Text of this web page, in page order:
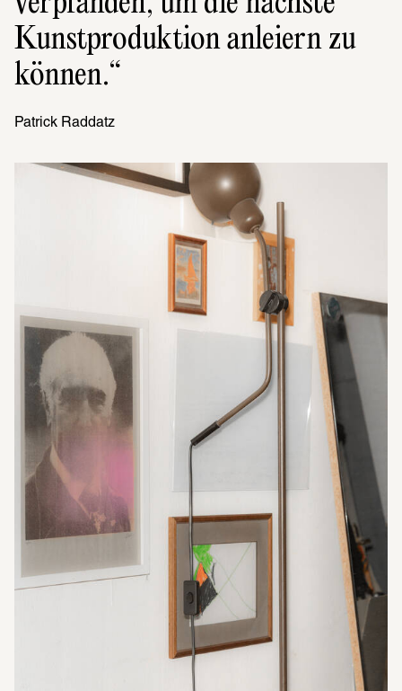
Kunst­pro­duk­tion anlei­ern zu
können.
Patrick Raddatz